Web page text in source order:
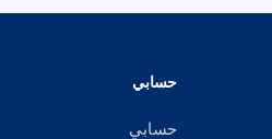
حسابي
حسابي